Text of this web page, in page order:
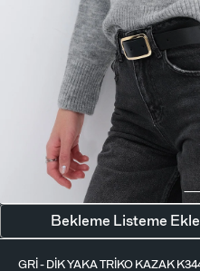
GRI - DIK YAKA TRIKO KAZAK
Bekleme Listeme Ekle
GÖMLEK
BÜSTIYER
FULAR-SAÇ BANDI
PARFÜM
VÜCUT AKSESUARI